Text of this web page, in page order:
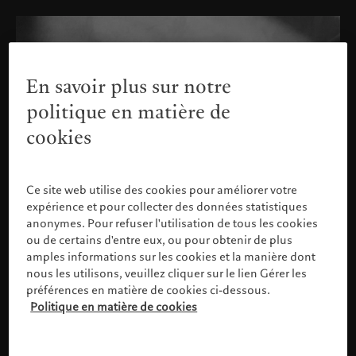
Veuillez confirmer votre profil
En savoir plus sur notre
politique en matière de
cookies
Ce site web utilise des cookies pour améliorer votre
expérience et pour collecter des données statistiques
anonymes. Pour refuser l'utilisation de tous les cookies
ou de certains d'entre eux, ou pour obtenir de plus
amples informations sur les cookies et la manière dont
nous les utilisons, veuillez cliquer sur le lien Gérer les
préférences en matière de cookies ci-dessous.
Politique en matière de cookies